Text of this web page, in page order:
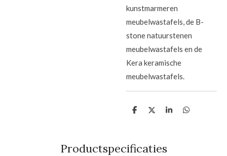
kunstmarmeren
meubelwastafels, de B-
stone natuurstenen
meubelwastafels en de
Kera keramische
meubelwastafels.
D
n
D
S
D
Productspecificaties